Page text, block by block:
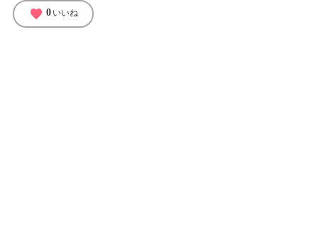
favorite 0 いいね